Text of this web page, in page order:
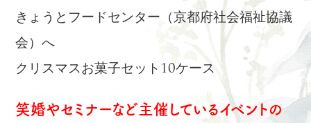
きょうとフードセンター（京都府社会福祉協議
会）へ
クリスマスお菓子セット10ケース
笑婚やセミナーなど主催しているイベントの